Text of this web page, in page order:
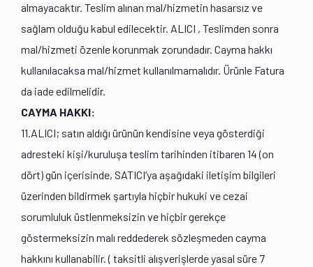
almayacaktır. Teslim alınan mal/hizmetin hasarsız ve
sağlam olduğu kabul edilecektir. ALICI , Teslimden sonra
mal/hizmeti özenle korunmak zorundadır. Cayma hakkı
kullanılacaksa mal/hizmet kullanılmamalıdır. Ürünle Fatura
da iade edilmelidir.
CAYMA HAKKI:
11.ALICI; satın aldığı ürünün kendisine veya gösterdiği
adresteki kişi/kuruluşa teslim tarihinden itibaren 14 (on
dört) gün içerisinde, SATICI’ya aşağıdaki iletişim bilgileri
üzerinden bildirmek şartıyla hiçbir hukuki ve cezai
sorumluluk üstlenmeksizin ve hiçbir gerekçe
göstermeksizin malı reddederek sözleşmeden cayma
hakkını kullanabilir. ( taksitli alışverişlerde yasal süre 7